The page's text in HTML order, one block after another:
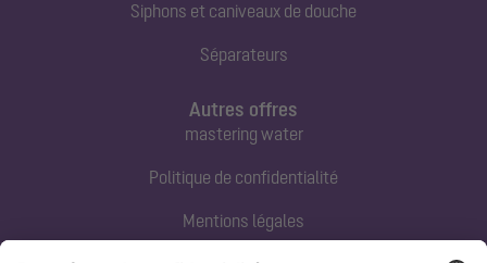
Siphons et caniveaux de douche
Séparateurs
Autres offres
mastering water
Politique de confidentialité
Mentions légales